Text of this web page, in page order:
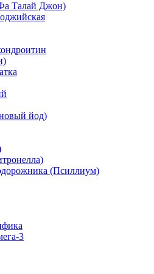
Талай Джон)
йод)
(Псиллиум)
3